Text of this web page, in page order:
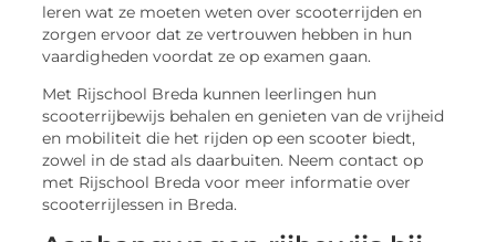
leren wat ze moeten weten over scooterrijden en
zorgen ervoor dat ze vertrouwen hebben in hun
vaardigheden voordat ze op examen gaan.
Met Rijschool Breda kunnen leerlingen hun
scooterrijbewijs behalen en genieten van de vrijheid
en mobiliteit die het rijden op een scooter biedt,
zowel in de stad als daarbuiten. Neem contact op
met Rijschool Breda voor meer informatie over
scooterrijlessen in Breda.